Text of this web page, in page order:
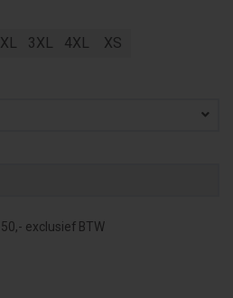
3XL 4XL XS
exclusief BTW